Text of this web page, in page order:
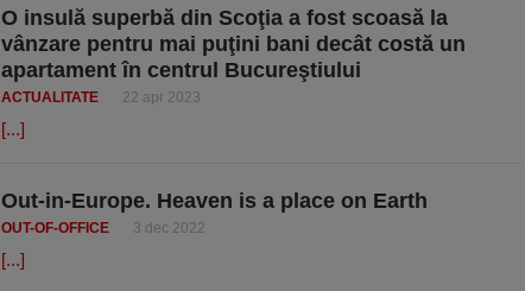
O insulă superbă din Scoţia a fost scoasă la
vânzare pentru mai puţini bani decât costă un
apartament în centrul Bucureştiului
ACTUALITATE 22 apr 2023
[...]
Out-in-Europe. Heaven is a place on Earth
OUT-OF-OFFICE 3 dec 2022
[...]